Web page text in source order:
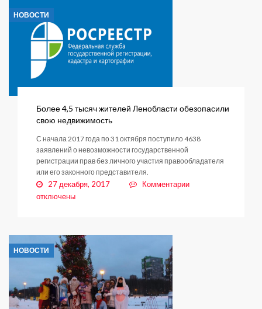
НОВОСТИ
Более 4,5 тысяч жителей Ленобласти обезопасили
свою недвижимость
С начала 2017 года по 31 октября поступило 4638
заявлений о невозможности государственной
регистрации прав без личного участия правообладателя
или его законного представителя.
27 декабря, 2017 Комментариик
отключены
НОВОСТИ